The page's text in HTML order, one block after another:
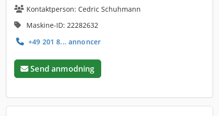
Kontaktperson: Cedric Schuhmann
Maskine-ID: 22282632
+49 201 8... annoncer
Send anmodning